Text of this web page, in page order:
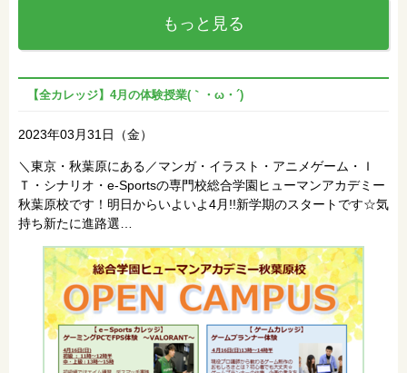
もっと見る
【全カレッジ】4月の体験授業(｀・ω・´)
2023年03月31日（金）
＼東京・秋葉原にある／マンガ・イラスト・アニメゲーム・Ｉ
Ｔ・シナリオ・e-Sportsの専門校総合学園ヒューマンアカデミー
秋葉原校です！明日からいよいよ4月!!新学期のスタートです☆気
持ち新たに進路選…